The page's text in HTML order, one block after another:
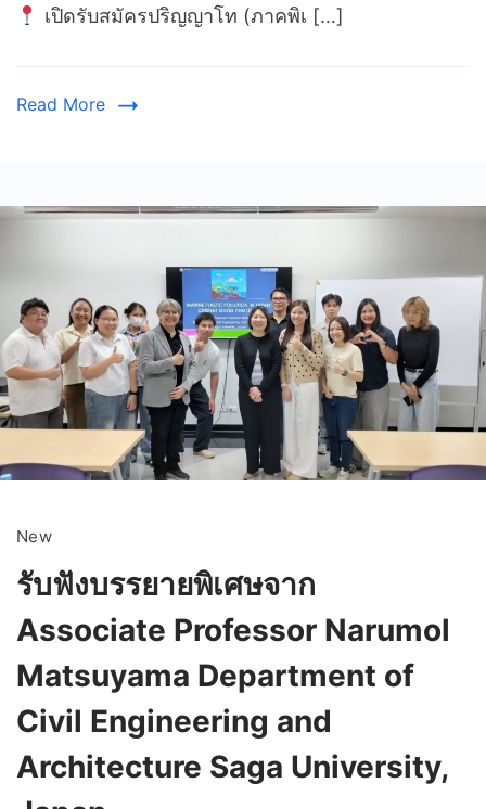
เปิดรับสมัครปริญญาโท (ภาคพิเ […]
Read More
New
รับฟังบรรยายพิเศษจาก
Associate Professor Narumol
Matsuyama Department of
Civil Engineering and
Architecture Saga University,